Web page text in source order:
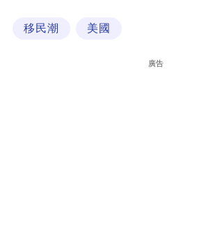
移民潮 美國
廣告